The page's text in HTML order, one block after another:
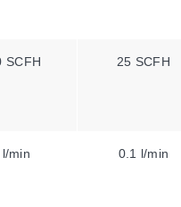
SCFH 25 SCFH
l/min 0.1 l/min